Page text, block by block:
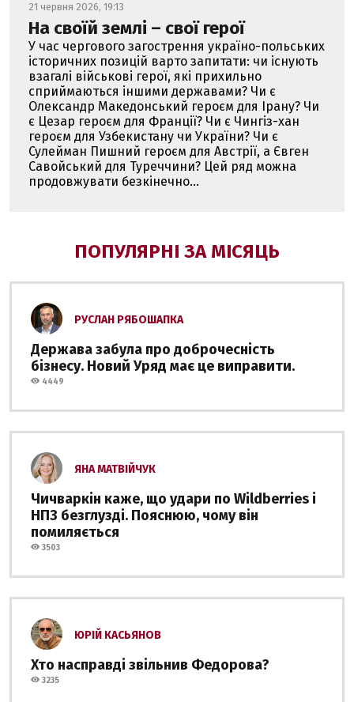
21 червня 2026, 19:13
На своїй землі – свої герої
У час чергового загострення україно-польських
історичних позицій варто запитати: чи існують
взагалі військові герої, які прихильно
сприймаються іншими державами? Чи є
Олександр Македонський героєм для Ірану? Чи
є Цезар героєм для Франції? Чи є Чингіз-хан
героєм для Узбекистану чи України? Чи є
Сулейман Пишний героєм для Австрії, а Євген
Савойський для Туреччини? Цей ряд можна
продовжувати безкінечно...
ПОПУЛЯРНІ ЗА МІСЯЦЬ
РУСЛАН РЯБОШАПКА
Держава забула про доброчесність
бізнесу. Новий Уряд має це виправити.
4449
ЯНА МАТВІЙЧУК
Чичваркін каже, що удари по Wildberries і
НПЗ безглузді. Пояснюю, чому він
помиляється
3503
ЮРІЙ КАСЬЯНОВ
Хто насправді звільнив Федорова?
3235